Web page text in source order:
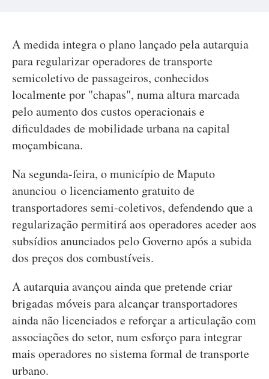
A medida integra o plano lançado pela autarquia
para regularizar operadores de transporte
semicoletivo de passageiros, conhecidos
localmente por "chapas", numa altura marcada
pelo aumento dos custos operacionais e
dificuldades de mobilidade urbana na capital
moçambicana.
Na segunda-feira, o município de Maputo
anunciou o licenciamento gratuito de
transportadores semi-coletivos, defendendo que a
regularização permitirá aos operadores aceder aos
subsídios anunciados pelo Governo após a subida
dos preços dos combustíveis.
A autarquia avançou ainda que pretende criar
brigadas móveis para alcançar transportadores
ainda não licenciados e reforçar a articulação com
associações do setor, num esforço para integrar
mais operadores no sistema formal de transporte
urbano.